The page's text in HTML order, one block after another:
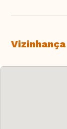
Vizinhança